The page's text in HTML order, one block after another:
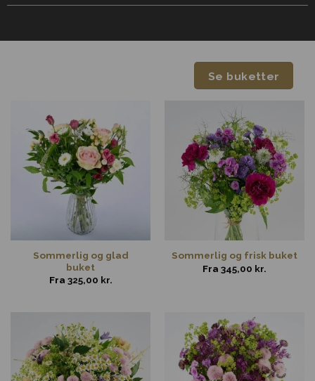
Se buketter
Sommerlig og glad
buket
Fra 325,00 kr.
Sommerlig og frisk buket
Fra 345,00 kr.